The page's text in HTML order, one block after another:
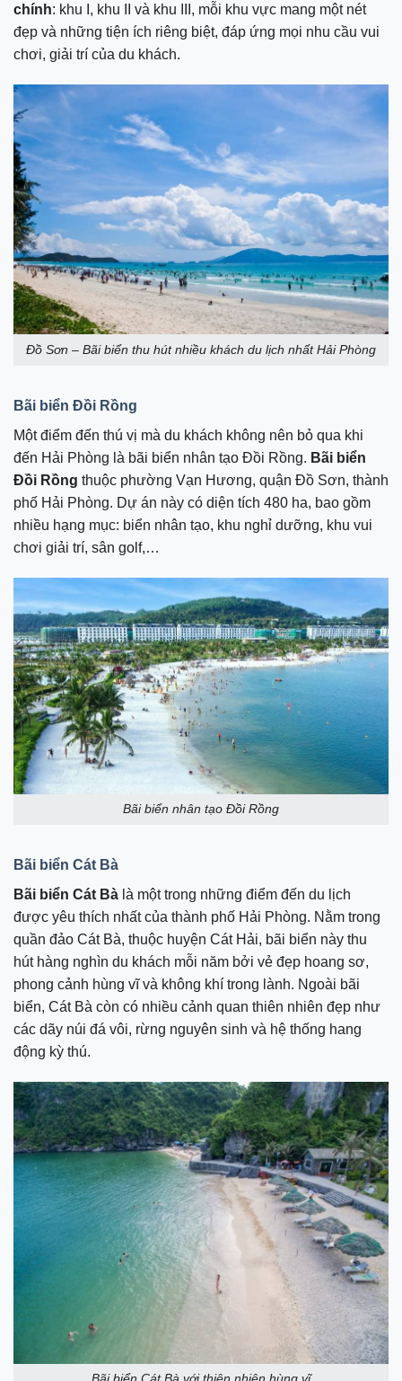
chính: khu I, khu II và khu III, mỗi khu vực mang một nét
đẹp và những tiện ích riêng biệt, đáp ứng mọi nhu cầu vui
chơi, giải trí của du khách.
Đồ Sơn – Bãi biển thu hút nhiều khách du lịch nhất Hải Phòng
Bãi biển Đồi Rồng
Một điểm đến thú vị mà du khách không nên bỏ qua khi
đến Hải Phòng là bãi biển nhân tạo Đồi Rồng. Bãi biển
Đồi Rồng thuộc phường Vạn Hương, quận Đồ Sơn, thành
phố Hải Phòng. Dự án này có diện tích 480 ha, bao gồm
nhiều hạng mục: biển nhân tạo, khu nghỉ dưỡng, khu vui
chơi giải trí, sân golf,…
Bãi biển nhân tạo Đồi Rồng
Bãi biển Cát Bà
Bãi biển Cát Bà là một trong những điểm đến du lịch
được yêu thích nhất của thành phố Hải Phòng. Nằm trong
quần đảo Cát Bà, thuộc huyện Cát Hải, bãi biển này thu
hút hàng nghìn du khách mỗi năm bởi vẻ đẹp hoang sơ,
phong cảnh hùng vĩ và không khí trong lành. Ngoài bãi
biển, Cát Bà còn có nhiều cảnh quan thiên nhiên đẹp như
các dãy núi đá vôi, rừng nguyên sinh và hệ thống hang
động kỳ thú.